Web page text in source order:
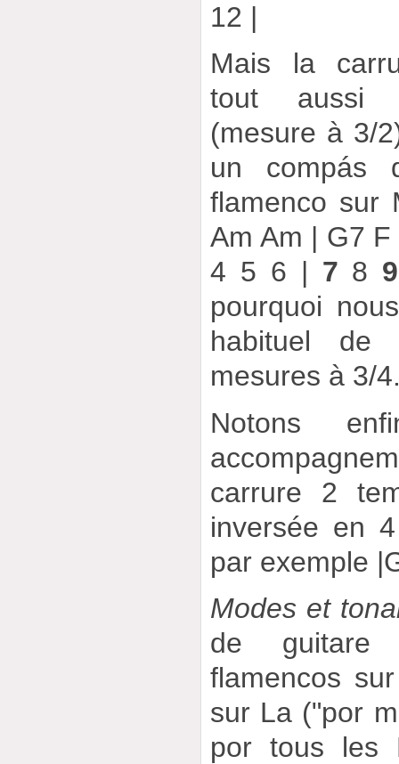
12 |
Mais la
tout aussi
(mesure à 3/
un compás
flamenco sur
Am Am | G7
4 5 6 | 7 8 9
pourquoi
habituel de
mesures à 3/
Notons
carrure 2
inversée en
par exemple
Modes et
de guitare
flamencos
sur La ("por
por tous les